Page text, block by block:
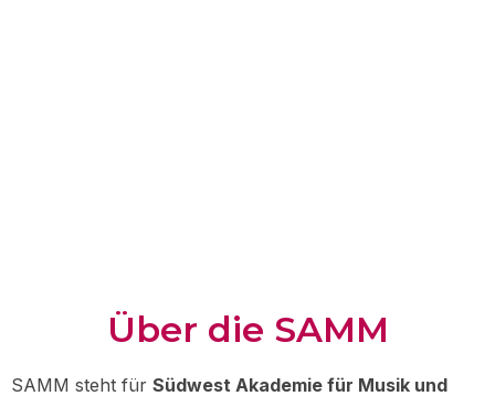
Über die SAMM
SAMM steht für Südwest Akademie für Musik und